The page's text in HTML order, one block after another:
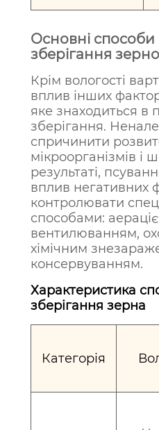
Основні
зберігання
Крім вологості
вплив інших
яке знаходиться в
зберігання.
спричинити
мікроорганізмів і
результаті,
вплив негативних
контролювати
способами:
вентилюванням,
хімічним
консервуванням.
Характеристика
зберігання зерна
Категорія